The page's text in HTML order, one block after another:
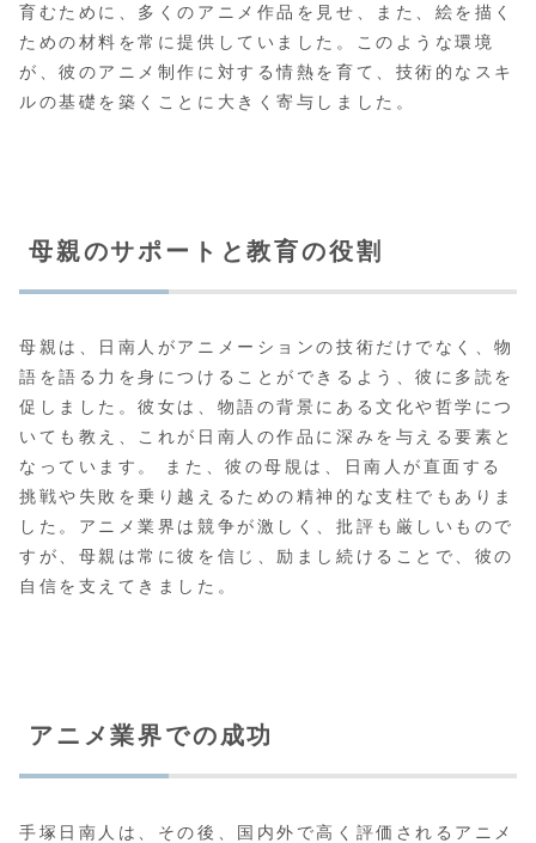
育むために、多くのアニメ作品を見せ、また、絵を描く
ための材料を常に提供していました。このような環境
が、彼のアニメ制作に対する情熱を育て、技術的なスキ
ルの基礎を築くことに大きく寄与しました。
母親のサポートと教育の役割
母親は、日南人がアニメーションの技術だけでなく、物
語を語る力を身につけることができるよう、彼に多読を
促しました。彼女は、物語の背景にある文化や哲学につ
いても教え、これが日南人の作品に深みを与える要素と
なっています。 また、彼の母覑は、日南人が直面する
挑戦や失敗を乗り越えるための精神的な支柱でもありま
した。アニメ業界は競争が激しく、批評も厳しいもので
すが、母親は常に彼を信じ、励まし続けることで、彼の
自信を支えてきました。
アニメ業界での成功
手塚日南人は、その後、国内外で高く評価されるアニメ